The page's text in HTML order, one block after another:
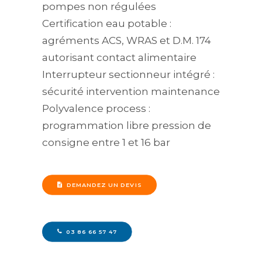
pompes non régulées
Certification eau potable :
agréments ACS, WRAS et D.M. 174
autorisant contact alimentaire
Interrupteur sectionneur intégré :
sécurité intervention maintenance
Polyvalence process :
programmation libre pression de
consigne entre 1 et 16 bar
DEMANDEZ UN DEVIS
03 86 66 57 47